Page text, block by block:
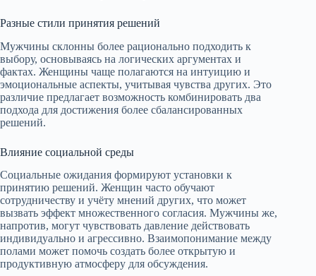
Разные стили принятия решений
Мужчины склонны более рационально подходить к
выбору, основываясь на логических аргументах и
фактах. Женщины чаще полагаются на интуицию и
эмоциональные аспекты, учитывая чувства других. Это
различие предлагает возможность комбинировать два
подхода для достижения более сбалансированных
решений.
Влияние социальной среды
Социальные ожидания формируют установки к
принятию решений. Женщин часто обучают
сотрудничеству и учёту мнений других, что может
вызвать эффект множественного согласия. Мужчины же,
напротив, могут чувствовать давление действовать
индивидуально и агрессивно. Взаимопонимание между
полами может помочь создать более открытую и
продуктивную атмосферу для обсуждения.